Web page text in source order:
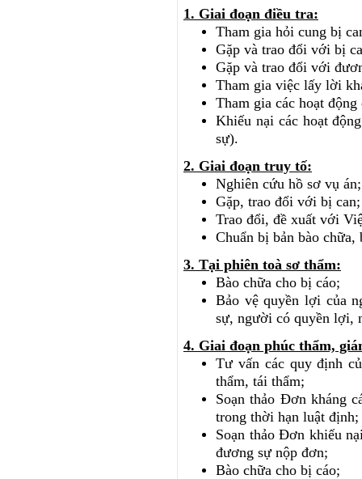
1. Giai đoạn điều tra:
Tham gia hỏi cung bị
Gặp và trao đổi với bị
Gặp và trao đổi với
Tham gia việc lấy lời
Tham gia các hoạt
Khiếu nại các hoạt
sự).
2. Giai đoạn truy tố:
Nghiên cứu hồ sơ vụ án;
Gặp, trao đổi với bị can;
Trao đổi, đề xuất với
Chuẩn bị bản bào chữa,
3. Tại phiên toà sơ thẩm:
Bào chữa cho bị cáo;
Bảo vệ quyền lợi của
sự, người có quyền lợi,
4. Giai đoạn phúc thẩm,
Tư vấn các quy định
thẩm, tái thẩm;
Soạn thảo Đơn kháng
trong thời hạn luật định;
Soạn thảo Đơn khiếu
đương sự nộp đơn;
Bào chữa cho bị cáo;